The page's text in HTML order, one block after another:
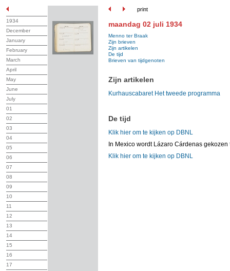
print
1934
December
January
February
March
April
May
June
July
01
02
03
04
05
06
07
08
09
10
11
12
13
14
15
16
17
maandag 02 juli 1934
Menno ter Braak
Zijn brieven
Zijn artikelen
De tijd
Brieven van tijdgenoten
Zijn artikelen
Kurhauscabaret Het tweede programma
De tijd
Klik hier om te kijken op DBNL
In Mexico wordt Lázaro Cárdenas
Klik hier om te kijken op DBNL